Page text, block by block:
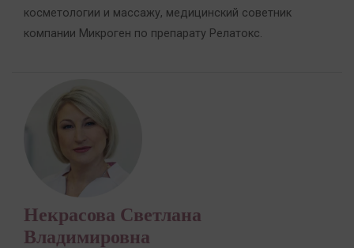
косметологии и массажу, медицинский советник
компании Микроген по препарату Релатокс.
Некрасова Светлана
Владимировна